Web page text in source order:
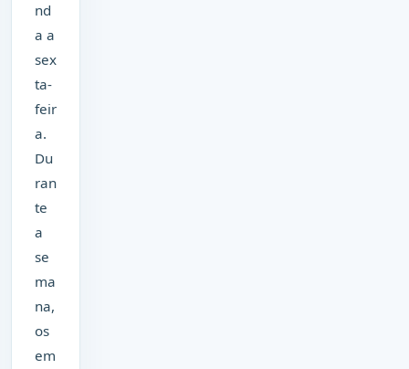
nd
a a
sex
ta-
feir
a.
Du
ran
te
a
se
ma
na,
os
em